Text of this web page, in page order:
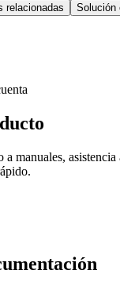
relacionadas
Solución
a manuales,